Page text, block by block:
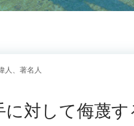
人、著名人
対して侮蔑